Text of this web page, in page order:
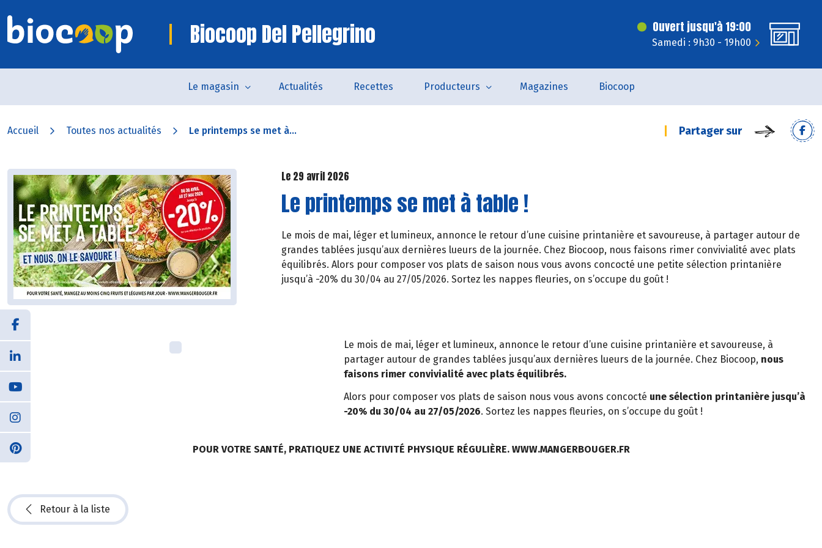
Biocoop Del Pellegrino Ouvert jusqu'à 19:00
Samedi : 9h30 - 19h00
Le magasin Actualités Recettes Producteurs Magazines Biocoop
Accueil Toutes nos actualités Le printemps se met à... Partager sur
Le 29 avril 2026
Le printemps se met à table !
Le mois de mai, léger et lumineux, annonce le retour d’une cuisine printanière et savoureuse, à partager autour de
grandes tablées jusqu’aux dernières lueurs de la journée. Chez Biocoop, nous faisons rimer convivialité avec plats
équilibrés. Alors pour composer vos plats de saison nous vous avons concocté une petite sélection printanière
jusqu’à -20% du 30/04 au 27/05/2026. Sortez les nappes fleuries, on s’occupe du goût !
Le mois de mai, léger et lumineux, annonce le retour d’une cuisine printanière et savoureuse, à
partager autour de grandes tablées jusqu’aux dernières lueurs de la journée. Chez Biocoop, nous
faisons rimer convivialité avec plats équilibrés.
Alors pour composer vos plats de saison nous vous avons concocté une sélection printanière jusqu’à
-20% du 30/04 au 27/05/2026. Sortez les nappes fleuries, on s’occupe du goût !
POUR VOTRE SANTÉ, PRATIQUEZ UNE ACTIVITÉ PHYSIQUE RÉGULIÈRE. WWW.MANGERBOUGER.FR
Retour à la liste